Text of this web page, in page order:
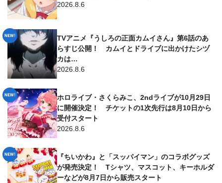
2026.8.6
TVアニメ『うしろの正面カムイさん』第6話のあ
らすじ公開！ カムイとドライブに出かけたシヅ
カは…
2026.8.6
ホロライブ・さくらみこ、2ndライブが10月29日
に開催決定！ チケットの1次先行は8月10日から
受付スタート
2026.8.6
『ちいかわ』と「スッパイマン」のコラボグッズ
が発売決定！ Tシャツ、マスコット、キーホルダ
ーなどが8月7日から販売スタート